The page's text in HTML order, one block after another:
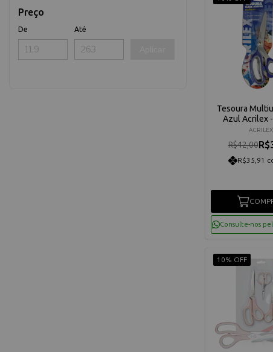
Preço
De Até
Tesoura
Azul Acrilex
ACRILEX
R$42,00
R$35,91
Consulte-nos
10% OFF